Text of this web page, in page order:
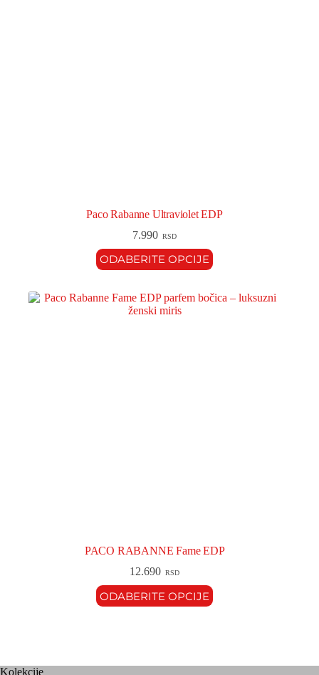
Paco Rabanne Ultraviolet EDP
7.990 RSD
ODABERITE OPCIJE
PACO RABANNE Fame EDP
12.690 RSD
ODABERITE OPCIJE
Kolekcije